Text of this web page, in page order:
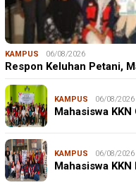
KAMPUS 06/08/2026
Respon Keluhan Petani,
KAMPUS 06/08/2026
Mahasiswa
KAMPUS 06/08/2026
Mahasiswa